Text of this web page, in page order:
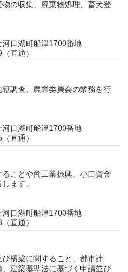
の収集、廃棄物処理、畜犬登
口湖町船津1700番地
直通）
調査、農業委員会の業務を行
口湖町船津1700番地
直通）
ことや商工業振興、小口資金
ます。
口湖町船津1700番地
直通）
橋梁に関すること、都市計
建築基準法に基づく申請並び